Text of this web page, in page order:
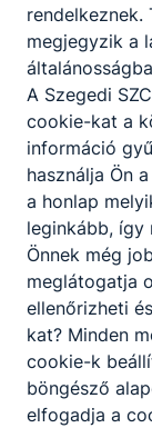
megjegyzik a
A Szegedi
cookie-kat a
információ
használja Ön
a honlap
leginkább, így
Önnek még
meglátogatja
ellenőrizheti
kat? Minden
cookie-k
böngésző
elfogadja a